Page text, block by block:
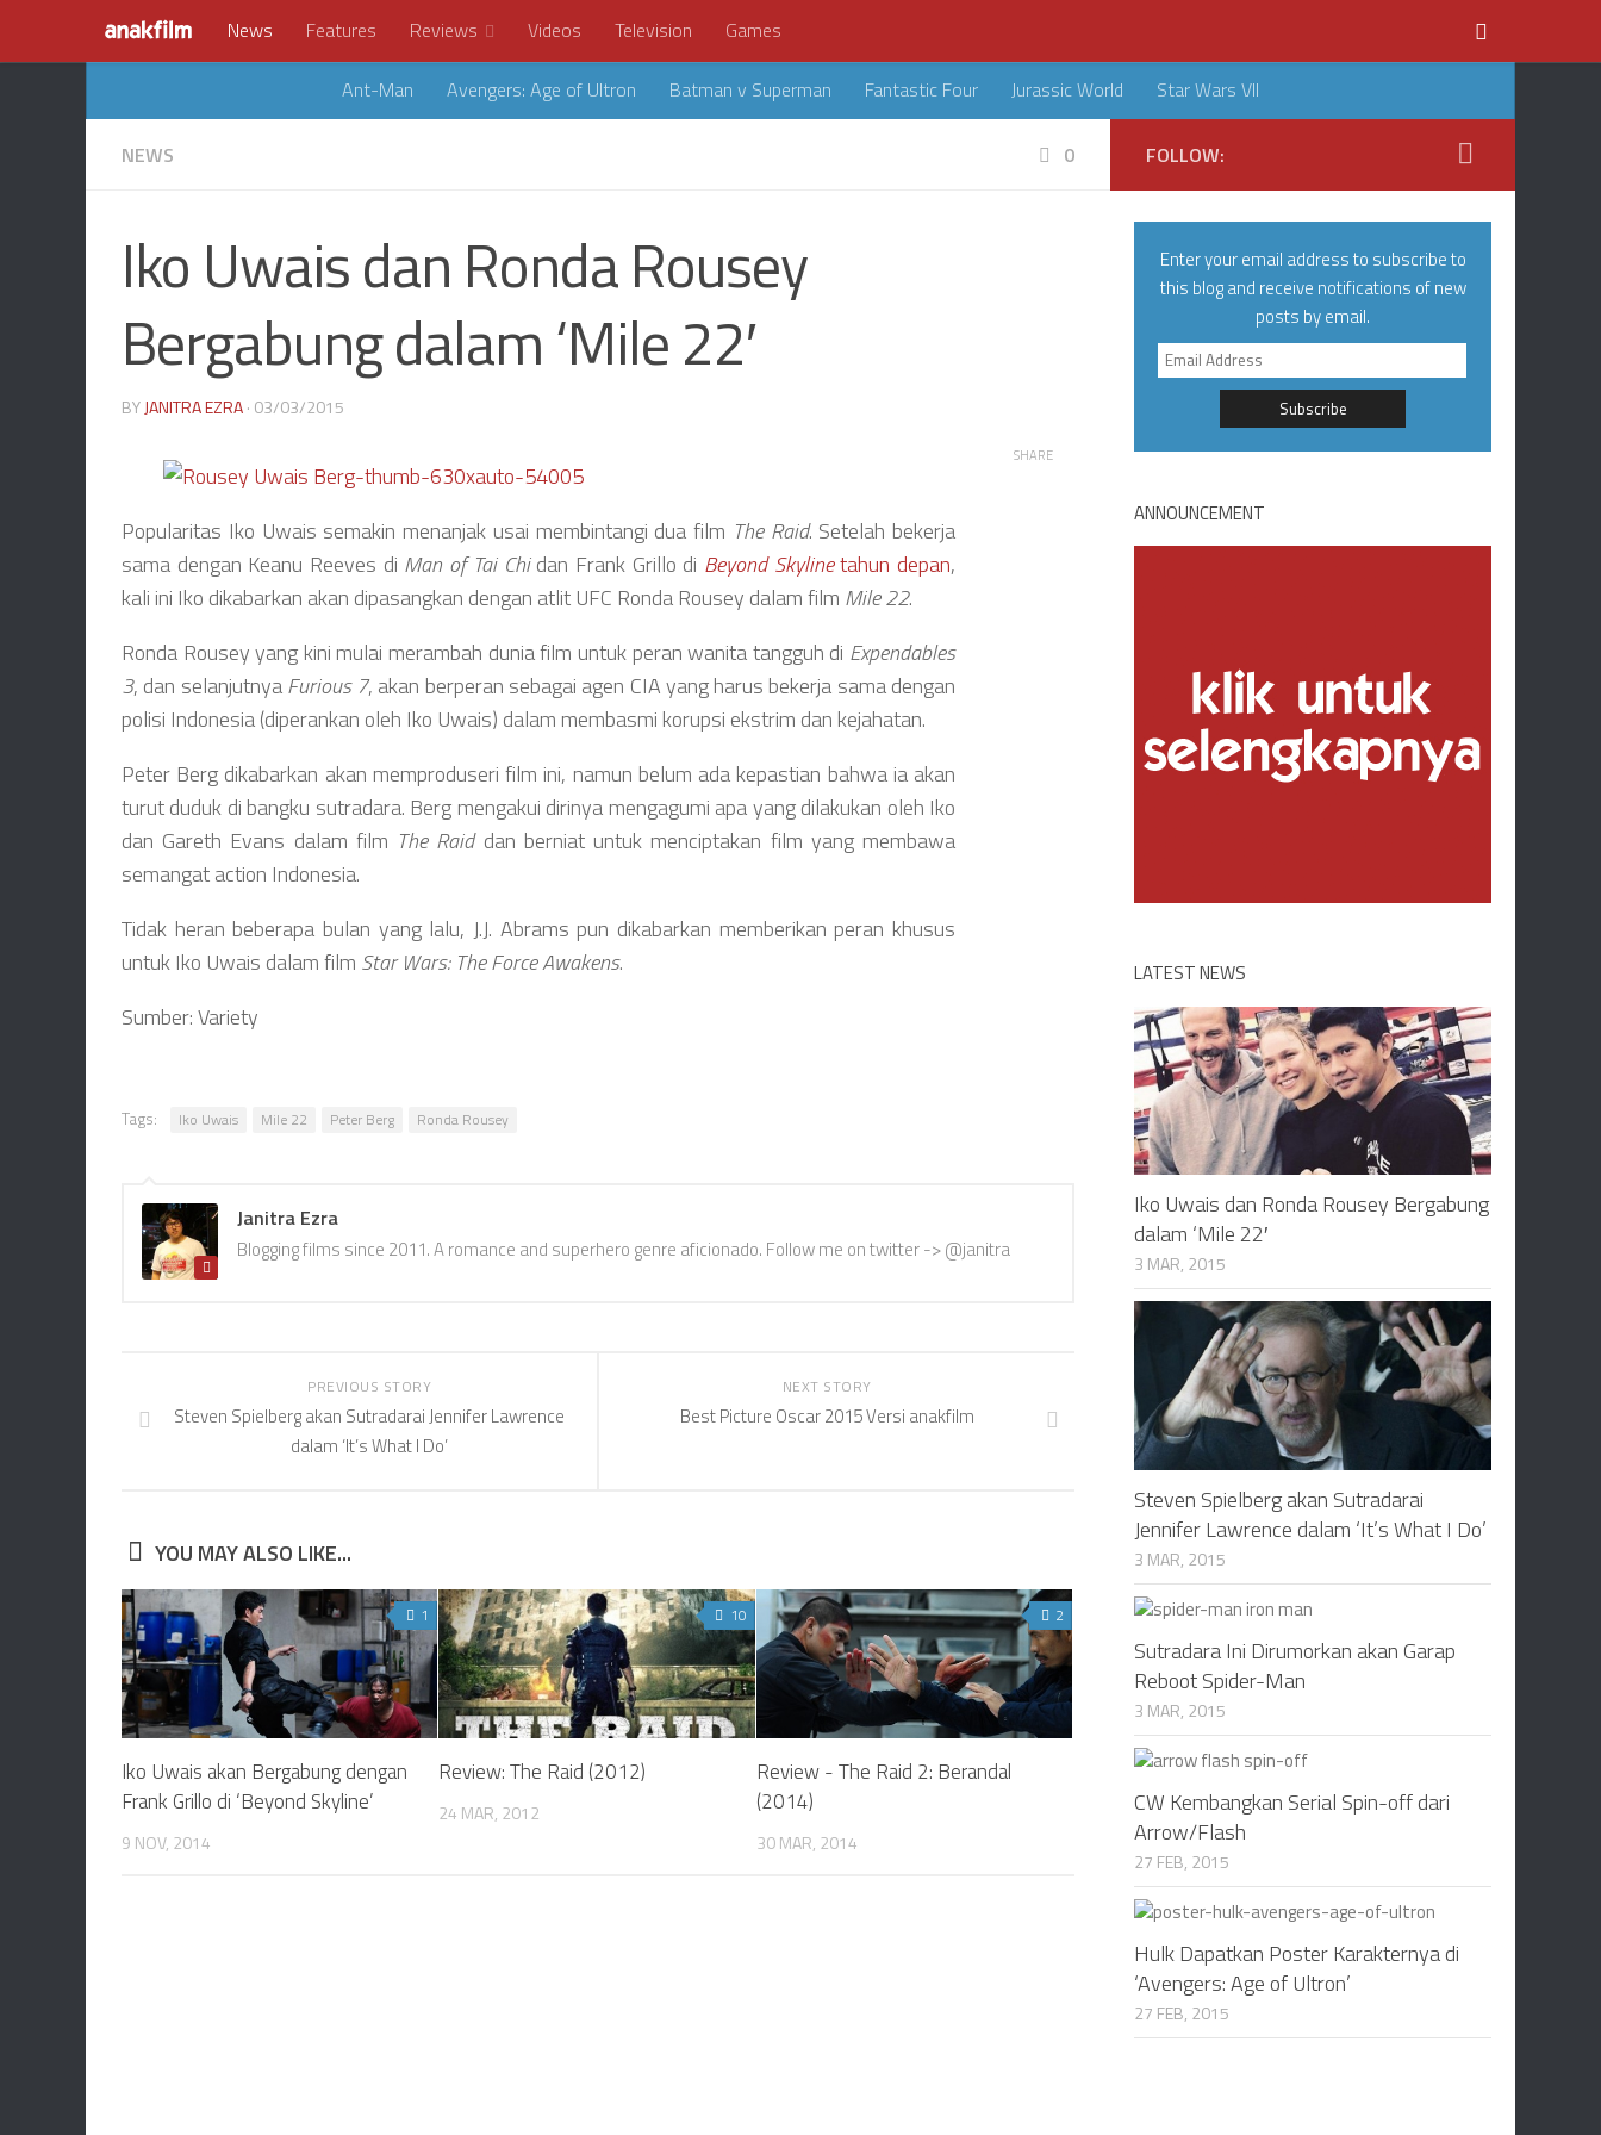
News Features Reviews Videos Television Games
Ant-Man Avengers: Age of Ultron Batman v Superman Fantastic Four Jurassic World Star Wars VII
NEWS 0
Iko Uwais dan Ronda Rousey
Bergabung dalam ‘Mile 22′
BYJANITRA EZRA· 03/03/2015
Popularitas Iko Uwais semakin menanjak usai membintangi dua film The Raid. Setelah bekerja
sama dengan Keanu Reeves di Man of Tai Chidan Frank Grillo di Beyond Skylinetahun depan,
kali ini Iko dikabarkan akan dipasangkan dengan atlit UFC Ronda Rousey dalam film Mile 22.
Ronda Rousey yang kini mulai merambah dunia film untuk peran wanita tangguh di Expendables
3, dan selanjutnyaFurious 7, akan berperan sebagai agen CIA yang harus bekerja sama dengan
polisi Indonesia (diperankan oleh Iko Uwais) dalam membasmi korupsi ekstrim dan kejahatan.
Peter Berg dikabarkan akan memproduseri film ini, namun belum ada kepastian bahwa ia akan
turut duduk di bangku sutradara. Berg mengakui dirinya mengagumi apa yang dilakukan oleh Iko
dan Gareth Evans dalam film The Raiddan berniat untuk menciptakan film yang membawa
semangat action Indonesia.
Tidak heran beberapa bulan yang lalu, J.J. Abrams pun dikabarkan memberikan peran khusus
untuk Iko Uwais dalam film Star Wars: The Force Awakens.
Sumber: Variety
SHARE
Tags: Iko Uwais Mile 22 Peter Berg Ronda Rousey
Janitra Ezra
Blogging films since 2011. A romance and superhero genre aficionado. Follow me on twitter -> @janitra
NEXT STORY
Best Picture Oscar 2015 Versi anakfilm
PREVIOUS STORY
Steven Spielberg akan Sutradarai Jennifer Lawrence
dalam ‘It’s What I Do’
YOU MAY ALSO LIKE...
1
Iko Uwais akan Bergabung dengan
Frank Grillo di ‘Beyond Skyline’
9 NOV, 2014
10
Review: The Raid (2012)
24 MAR, 2012
2
Review - The Raid 2: Berandal
(2014)
30 MAR, 2014
FOLLOW:
Enter your email address to subscribe to
this blog and receive notifications of new
posts by email.
Email
Address
ANNOUNCEMENT
LATEST NEWS
Iko Uwais dan Ronda Rousey Bergabung
dalam ‘Mile 22′
3 MAR, 2015
Steven Spielberg akan Sutradarai
Jennifer Lawrence dalam ‘It’s What I Do’
3 MAR, 2015
Sutradara Ini Dirumorkan akan Garap
Reboot Spider-Man
3 MAR, 2015
CW Kembangkan Serial Spin-off dari
Arrow/Flash
27 FEB, 2015
Hulk Dapatkan Poster Karakternya di
‘Avengers: Age of Ultron’
27 FEB, 2015